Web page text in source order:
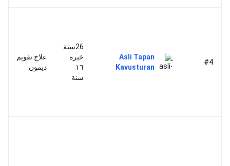
#4
Asli Tapan
Kavusturan
26سنة
خبره
١٦
سنة
علاج تقويم
ديمون